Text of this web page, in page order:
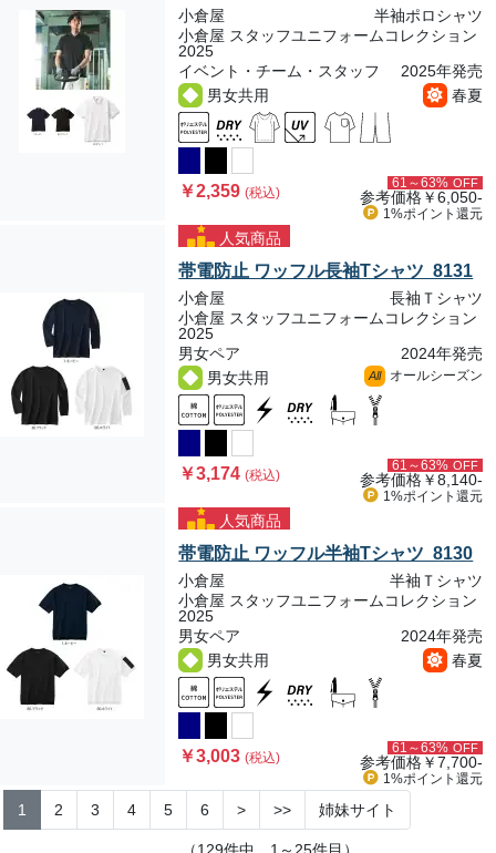
小倉屋
半袖ポロシャツ
小倉屋 スタッフユニフォームコレクション
2025
イベント・チーム・スタッフ
2025年発売
男女共用
春夏
￥2,359(税込)
61～63% OFF
参考価格￥6,050-
1%ポイント 還元
人気商品
帯電防止 ワッフル長袖Tシャツ 8131
小倉屋
長袖Ｔシャツ
小倉屋 スタッフユニフォームコレクション
2025
男女ペア
2024年発売
男女共用
All オールシーズン
￥3,174(税込)
61～63% OFF
参考価格￥8,140-
1%ポイント 還元
人気商品
帯電防止 ワッフル半袖Tシャツ 8130
小倉屋
半袖Ｔシャツ
小倉屋 スタッフユニフォームコレクション
2025
男女ペア
2024年発売
男女共用
春夏
￥3,003(税込)
61～63% OFF
参考価格￥7,700-
1%ポイント 還元
1 2 3 4 5 6 > >> 姉妹サイト